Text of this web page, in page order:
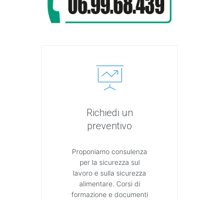
Richiedi un
preventivo
Proponiamo consulenza
per la sicurezza sul
lavoro e sulla sicurezza
alimentare. Corsi di
formazione e documenti